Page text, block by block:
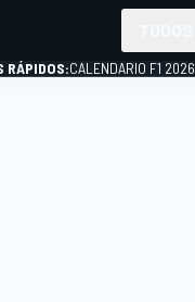
RÁPIDOS:CALENDARIO F1 2026